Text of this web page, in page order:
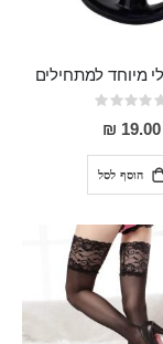
מיוחד למתחילים
Rating:
0%
19.00 ₪
הוסף לסל